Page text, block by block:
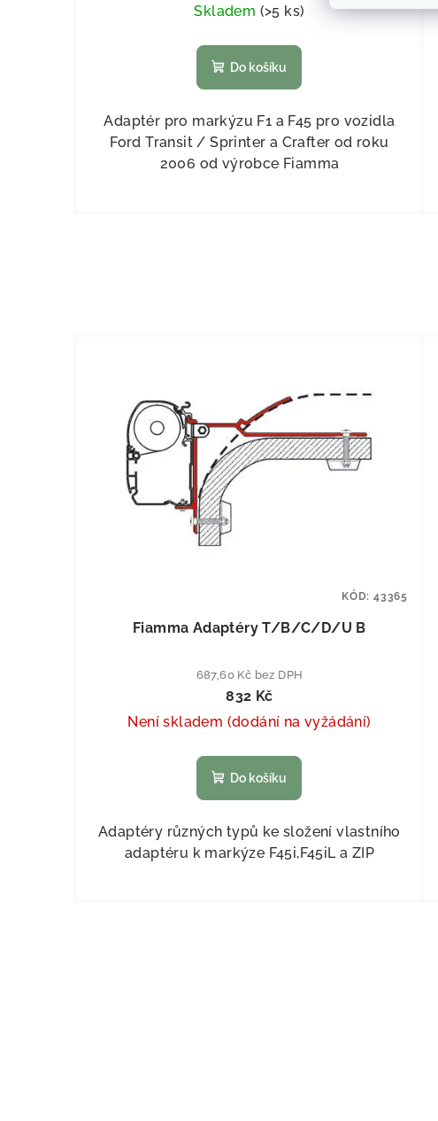
Skladem (>5 ks)
Do košíku
Adaptér pro markýzu F1 a F45 pro vozidla
Ford Transit / Sprinter a Crafter od roku
2006 od výrobce Fiamma
Fiamma Adaptéry T/B/C/D/U B
687,60 Kč bez DPH
832 Kč
Není skladem (dodání na vyžádání)
Do košíku
Adaptéry různých typů ke složení vlastního
adaptéru k markýze F45i,F45iL a ZIP
KÓD: 43365